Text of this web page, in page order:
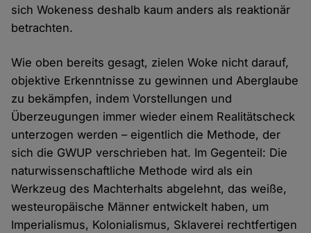
sich Wokeness deshalb kaum anders als reaktionär
betrachten.
Wie oben bereits gesagt, zielen Woke nicht darauf,
objektive Erkenntnisse zu gewinnen und Aberglaube
zu bekämpfen, indem Vorstellungen und
Überzeugungen immer wieder einem Realitätscheck
unterzogen werden – eigentlich die Methode, der
sich die GWUP verschrieben hat. Im Gegenteil: Die
naturwissenschaftliche Methode wird als ein
Werkzeug des Machterhalts abgelehnt, das weiße,
westeuropäische Männer entwickelt haben, um
Imperialismus, Kolonialismus, Sklaverei rechtfertigen